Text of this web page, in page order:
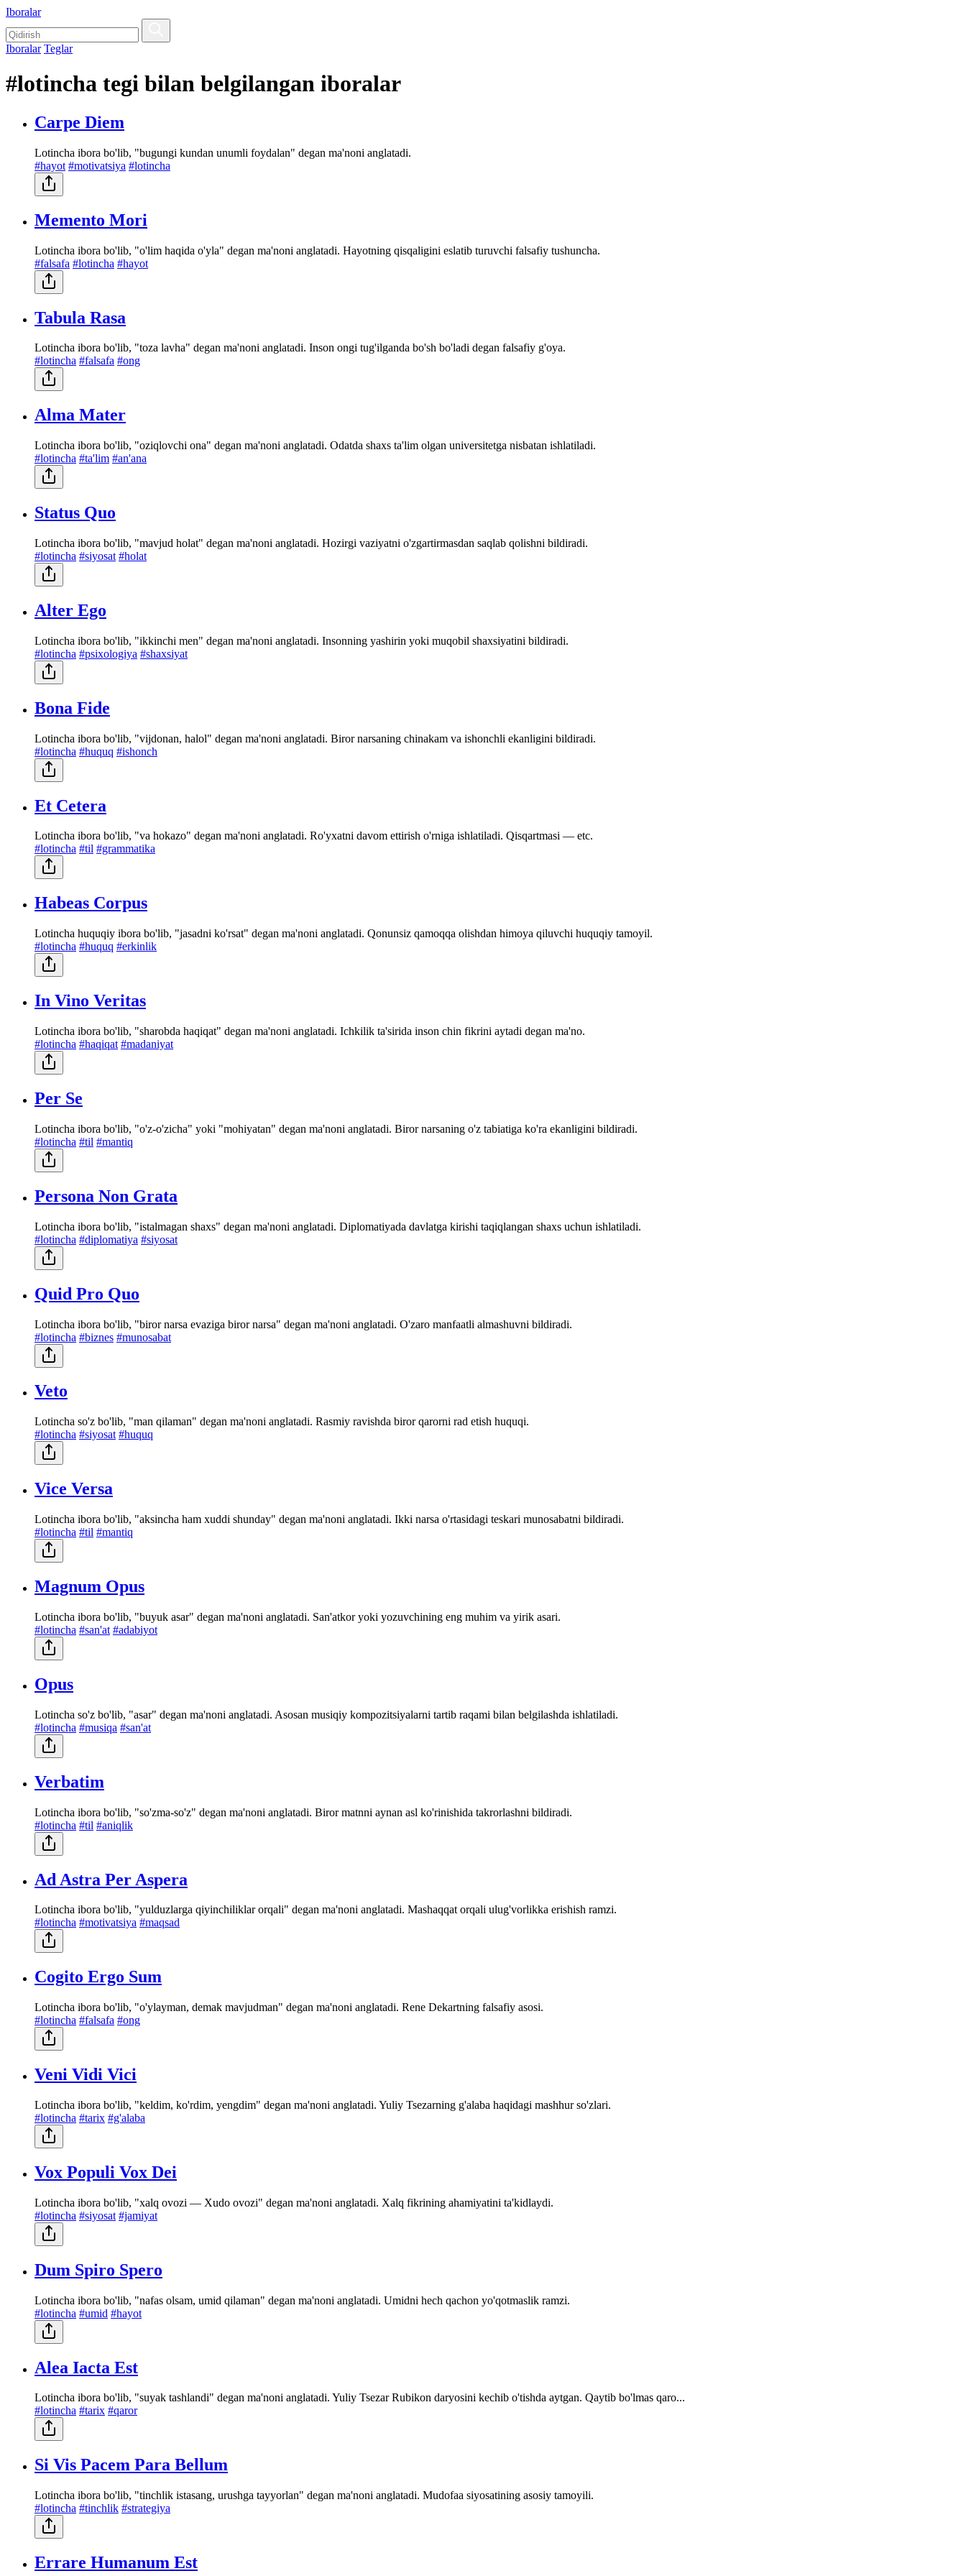
Iboralar
Iboralar Teglar
#lotincha tegi bilan belgilangan iboralar
Carpe Diem
Lotincha ibora bo'lib, "bugungi kundan unumli foydalan" degan ma'noni anglatadi.
#hayot #motivatsiya #lotincha
Memento Mori
Lotincha ibora bo'lib, "o'lim haqida o'yla" degan ma'noni anglatadi. Hayotning qisqaligini eslatib turuvchi falsafiy tushuncha.
#falsafa #lotincha #hayot
Tabula Rasa
Lotincha ibora bo'lib, "toza lavha" degan ma'noni anglatadi. Inson ongi tug'ilganda bo'sh bo'ladi degan falsafiy g'oya.
#lotincha #falsafa #ong
Alma Mater
Lotincha ibora bo'lib, "oziqlovchi ona" degan ma'noni anglatadi. Odatda shaxs ta'lim olgan universitetga nisbatan ishlatiladi.
#lotincha #ta'lim #an'ana
Status Quo
Lotincha ibora bo'lib, "mavjud holat" degan ma'noni anglatadi. Hozirgi vaziyatni o'zgartirmasdan saqlab qolishni bildiradi.
#lotincha #siyosat #holat
Alter Ego
Lotincha ibora bo'lib, "ikkinchi men" degan ma'noni anglatadi. Insonning yashirin yoki muqobil shaxsiyatini bildiradi.
#lotincha #psixologiya #shaxsiyat
Bona Fide
Lotincha ibora bo'lib, "vijdonan, halol" degan ma'noni anglatadi. Biror narsaning chinakam va ishonchli ekanligini bildiradi.
#lotincha #huquq #ishonch
Et Cetera
Lotincha ibora bo'lib, "va hokazo" degan ma'noni anglatadi. Ro'yxatni davom ettirish o'rniga ishlatiladi. Qisqartmasi — etc.
#lotincha #til #grammatika
Habeas Corpus
Lotincha huquqiy ibora bo'lib, "jasadni ko'rsat" degan ma'noni anglatadi. Qonunsiz qamoqqa olishdan himoya qiluvchi huquqiy tamoyil.
#lotincha #huquq #erkinlik
In Vino Veritas
Lotincha ibora bo'lib, "sharobda haqiqat" degan ma'noni anglatadi. Ichkilik ta'sirida inson chin fikrini aytadi degan ma'no.
#lotincha #haqiqat #madaniyat
Per Se
Lotincha ibora bo'lib, "o'z-o'zicha" yoki "mohiyatan" degan ma'noni anglatadi. Biror narsaning o'z tabiatiga ko'ra ekanligini bildiradi.
#lotincha #til #mantiq
Persona Non Grata
Lotincha ibora bo'lib, "istalmagan shaxs" degan ma'noni anglatadi. Diplomatiyada davlatga kirishi taqiqlangan shaxs uchun ishlatiladi.
#lotincha #diplomatiya #siyosat
Quid Pro Quo
Lotincha ibora bo'lib, "biror narsa evaziga biror narsa" degan ma'noni anglatadi. O'zaro manfaatli almashuvni bildiradi.
#lotincha #biznes #munosabat
Veto
Lotincha so'z bo'lib, "man qilaman" degan ma'noni anglatadi. Rasmiy ravishda biror qarorni rad etish huquqi.
#lotincha #siyosat #huquq
Vice Versa
Lotincha ibora bo'lib, "aksincha ham xuddi shunday" degan ma'noni anglatadi. Ikki narsa o'rtasidagi teskari munosabatni bildiradi.
#lotincha #til #mantiq
Magnum Opus
Lotincha ibora bo'lib, "buyuk asar" degan ma'noni anglatadi. San'atkor yoki yozuvchining eng muhim va yirik asari.
#lotincha #san'at #adabiyot
Opus
Lotincha so'z bo'lib, "asar" degan ma'noni anglatadi. Asosan musiqiy kompozitsiyalarni tartib raqami bilan belgilashda ishlatiladi.
#lotincha #musiqa #san'at
Verbatim
Lotincha ibora bo'lib, "so'zma-so'z" degan ma'noni anglatadi. Biror matnni aynan asl ko'rinishida takrorlashni bildiradi.
#lotincha #til #aniqlik
Ad Astra Per Aspera
Lotincha ibora bo'lib, "yulduzlarga qiyinchiliklar orqali" degan ma'noni anglatadi. Mashaqqat orqali ulug'vorlikka erishish ramzi.
#lotincha #motivatsiya #maqsad
Cogito Ergo Sum
Lotincha ibora bo'lib, "o'ylayman, demak mavjudman" degan ma'noni anglatadi. Rene Dekartning falsafiy asosi.
#lotincha #falsafa #ong
Veni Vidi Vici
Lotincha ibora bo'lib, "keldim, ko'rdim, yengdim" degan ma'noni anglatadi. Yuliy Tsezarning g'alaba haqidagi mashhur so'zlari.
#lotincha #tarix #g'alaba
Vox Populi Vox Dei
Lotincha ibora bo'lib, "xalq ovozi — Xudo ovozi" degan ma'noni anglatadi. Xalq fikrining ahamiyatini ta'kidlaydi.
#lotincha #siyosat #jamiyat
Dum Spiro Spero
Lotincha ibora bo'lib, "nafas olsam, umid qilaman" degan ma'noni anglatadi. Umidni hech qachon yo'qotmaslik ramzi.
#lotincha #umid #hayot
Alea Iacta Est
Lotincha ibora bo'lib, "suyak tashlandi" degan ma'noni anglatadi. Yuliy Tsezar Rubikon daryosini kechib o'tishda aytgan. Qaytib bo'lmas qaro...
#lotincha #tarix #qaror
Si Vis Pacem Para Bellum
Lotincha ibora bo'lib, "tinchlik istasang, urushga tayyorlan" degan ma'noni anglatadi. Mudofaa siyosatining asosiy tamoyili.
#lotincha #tinchlik #strategiya
Errare Humanum Est